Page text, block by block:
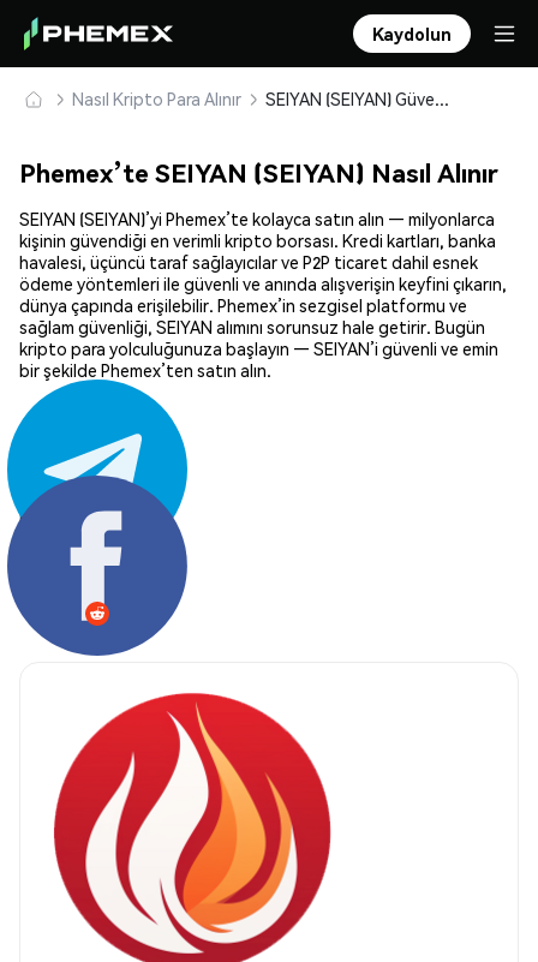
Kaydolun
Nasıl Kripto Para Alınır SEIYAN (SEIYAN) Güvenle Satın Alın ve Saklayın
Phemex’te SEIYAN (SEIYAN) Nasıl Alınır
SEIYAN (SEIYAN)’yi Phemex’te kolayca satın alın — milyonlarca
kişinin güvendiği en verimli kripto borsası. Kredi kartları, banka
havalesi, üçüncü taraf sağlayıcılar ve P2P ticaret dahil esnek
ödeme yöntemleri ile güvenli ve anında alışverişin keyfini çıkarın,
dünya çapında erişilebilir. Phemex’in sezgisel platformu ve
sağlam güvenliği, SEIYAN alımını sorunsuz hale getirir. Bugün
kripto para yolculuğunuza başlayın — SEIYAN’i güvenli ve emin
bir şekilde Phemex’ten satın alın.
Paylaş: